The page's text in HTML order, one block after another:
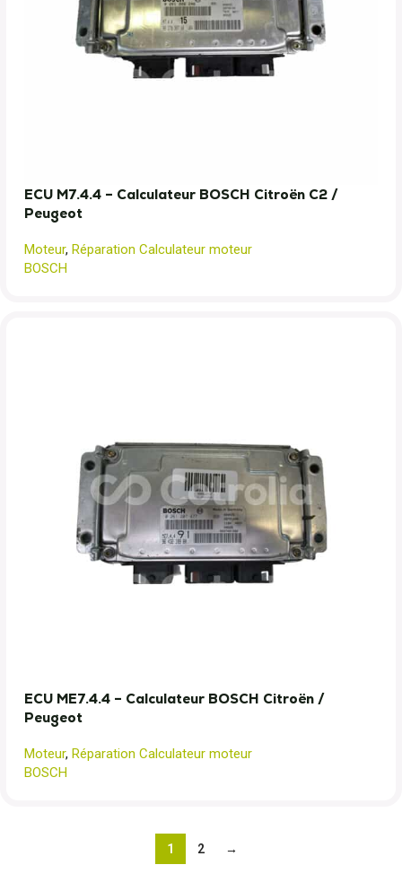
ECU M7.4.4 – Calculateur BOSCH Citroën C2 /
Peugeot
Moteur, Réparation Calculateur moteur
BOSCH
ECU ME7.4.4 – Calculateur BOSCH Citroën /
Peugeot
Moteur, Réparation Calculateur moteur
BOSCH
1 2 →